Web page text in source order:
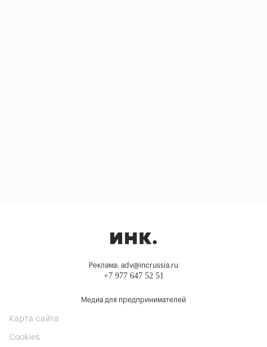
Реклама: adv@incrussia.ru
+7 977 647 52 51
Медиа для предпринимателей
Карта сайта
Cookies